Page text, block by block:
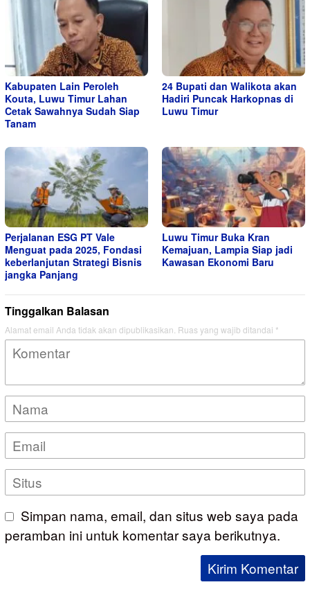
Kabupaten Lain Peroleh
Kouta, Luwu Timur Lahan
Cetak Sawahnya Sudah Siap
Tanam
24 Bupati dan Walikota akan
Hadiri Puncak Harkopnas di
Luwu Timur
Perjalanan ESG PT Vale
Menguat pada 2025, Fondasi
keberlanjutan Strategi Bisnis
jangka Panjang
Luwu Timur Buka Kran
Kemajuan, Lampia Siap jadi
Kawasan Ekonomi Baru
Tinggalkan Balasan
Alamat email Anda tidak akan dipublikasikan. Ruas yang wajib ditandai *
Simpan nama, email, dan situs web saya pada
peramban ini untuk komentar saya berikutnya.